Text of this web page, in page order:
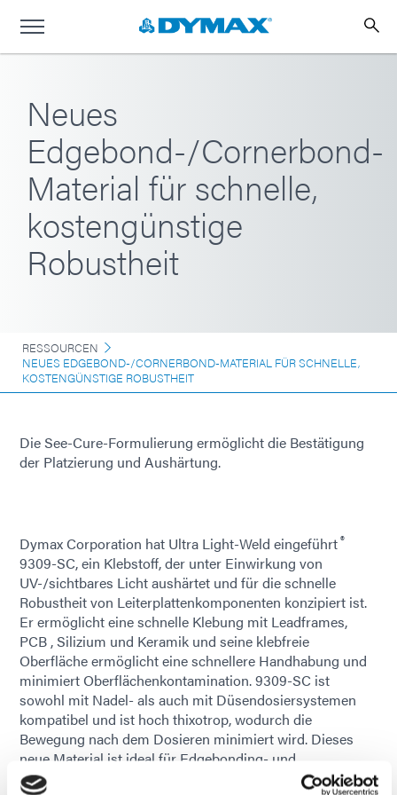
Neues
Edgebond-/Cornerbond-
Material für schnelle,
kostengünstige
Robustheit
RESSOURCEN
NEUES EDGEBOND-/CORNERBOND-MATERIAL FÜR SCHNELLE,
KOSTENGÜNSTIGE ROBUSTHEIT
Die See-Cure-Formulierung ermöglicht die Bestätigung
der Platzierung und Aushärtung.
Dymax Corporation hat Ultra Light-Weld eingeführt®
9309-SC, ein Klebstoff, der unter Einwirkung von
UV-/sichtbares Licht aushärtet und für die schnelle
Robustheit von Leiterplattenkomponenten konzipiert ist.
Er ermöglicht eine schnelle Klebung mit Leadframes,
PCB , Silizium und Keramik und seine klebfreie
Oberfläche ermöglicht eine schnellere Handhabung und
minimiert Oberflächenkontamination. 9309-SC ist
sowohl mit Nadel- als auch mit Düsendosiersystemen
kompatibel und ist hoch thixotrop, wodurch die
Bewegung nach dem Dosieren minimiert wird. Dieses
neue Material ist ideal für Edgebonding- und
Cornerbonding-Anwendungen, bei denen Stoßdämpfung